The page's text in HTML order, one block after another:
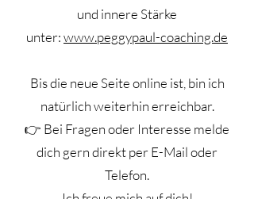
und innere Stärke
unter:www.peggypaul-coaching.de
Bis die neue Seite online ist, bin ich
natürlich weiterhin erreichbar.
👉 Bei Fragen oder Interesse melde
dich gern direkt per E-Mail oder
Telefon.